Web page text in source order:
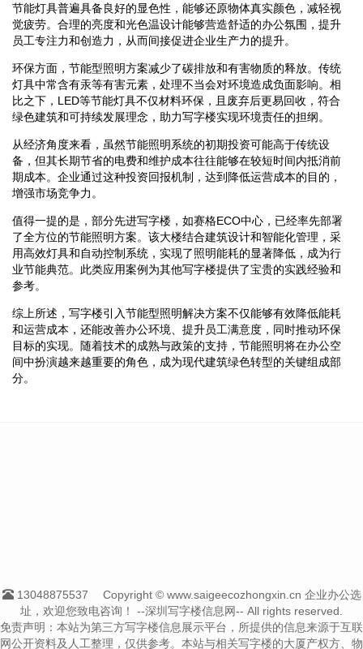
节能灯具普遍具备良好的显色性，能够还原物体真实颜色，减轻视
觉疲劳。合理的亮度和光色温设计能够营造舒适的办公氛围，提升
员工专注力和创造力，从而间接促进企业生产力的提升。
环保方面，节能型照明方案减少了碳排放和有害物质的释放。传统
灯具中常含有汞等有害元素，处理不当会对环境造成负面影响。相
比之下，LED等节能灯具不仅材料环保，且废弃后更易回收，符合
绿色建筑和可持续发展理念，助力写字楼实现环境责任的担纲。
从经济角度来看，虽然节能照明系统的初期投资可能高于传统设
备，但其长期节省的电费和维护成本往往能够在较短时间内抵消前
期成本。企业通过这种投资回报机制，达到降低运营成本的目的，
增强市场竞争力。
值得一提的是，部分先进写字楼，如赛格ECO中心，已经率先部署
了全方位的节能照明方案。该大楼结合建筑设计和智能化管理，采
用高效灯具和自动控制系统，实现了照明能耗的显著降低，成为行
业节能典范。此类应用案例为其他写字楼提供了宝贵的实践经验和
参考。
综上所述，写字楼引入节能型照明解决方案不仅能够有效降低能耗
和运营成本，还能改善办公环境、提升员工满意度，同时推动环保
目标的实现。随着技术的成熟与政策的支持，节能照明将在办公空
间中扮演越来越重要的角色，成为现代建筑绿色转型的关键组成部
分。
13048875537
Copyright © www.saigeecozhongxin.cn 企业办公选
址，欢迎您致电咨询！
--深圳写字楼信息网-- All rights reserved.
免责声明：本站为第三方写字楼信息展示平台，所提供的信息来源于互联
网公开资料及人工整理，仅供参考。本站与相关写字楼的大厦产权方、物